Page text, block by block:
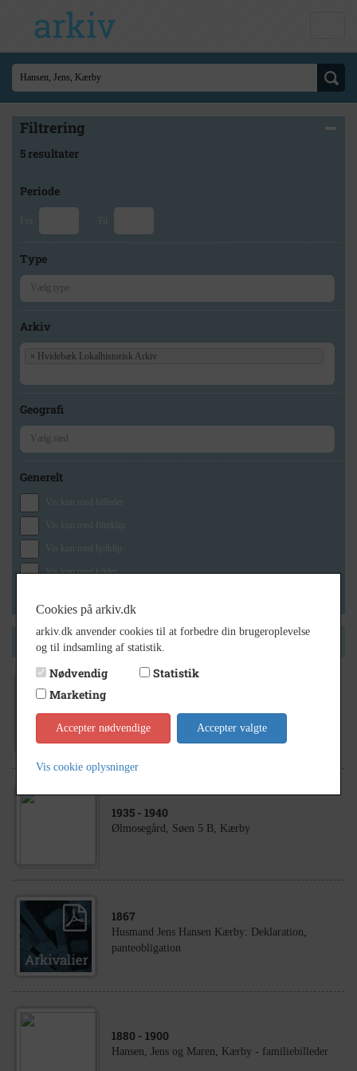
Filtrering
5 resultater
Periode
Fra Til
Type
Arkiv
× Hvidebæk Lokalhistorisk Arkiv
Geografi
Generelt
Vis kun med billeder
Vis kun med filmklip
Vis kun med lydklip
Vis kun med kilder
Side 1 af 1
Gårdmand Jens Hansen Kærby: Privatarkiv.
1935 - 1940
Ølmosegård, Søen 5 B, Kærby
1867
Husmand Jens Hansen Kærby: Deklaration,
panteobligation
1880 - 1900
Hansen, Jens og Maren, Kærby - familiebilleder
Cookies på arkiv.dk
arkiv.dk anvender cookies til at forbedre din brugeroplevelse
og til indsamling af statistik.
Nødvendig
Statistik
Marketing
Accepter nødvendige Accepter valgte
Vis cookie oplysninger